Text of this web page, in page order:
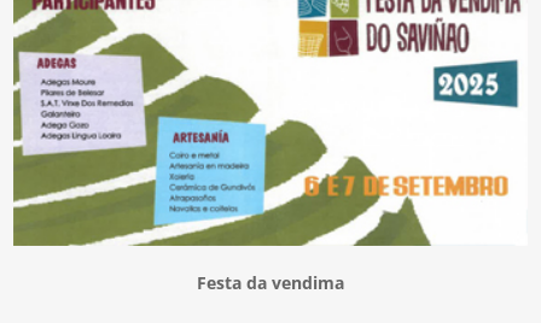
Festa da vendima